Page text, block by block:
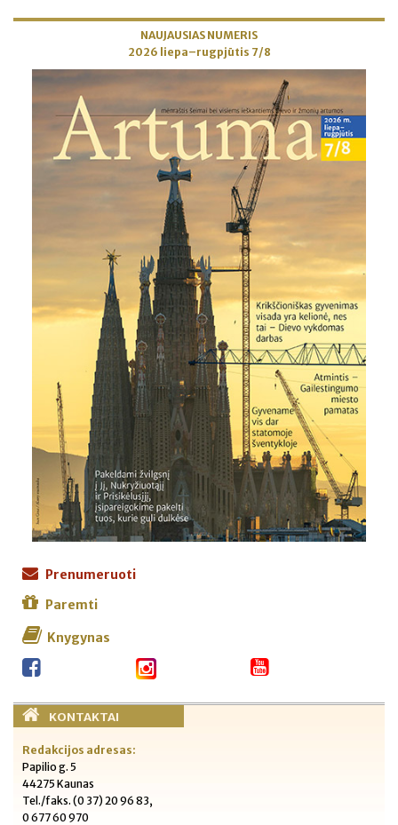
NAUJAUSIAS NUMERIS
2026 liepa–rugpjūtis 7/8
Prenumeruoti
Paremti
Knygynas
KONTAKTAI
Redakcijos adresas:
Papilio g. 5
44275 Kaunas
Tel./faks. (0 37) 20 96 83,
0 677 60 970